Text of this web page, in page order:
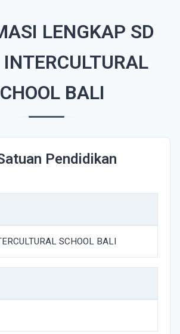
LENGKAP SD
BALI
Pendidikan
SCHOOL BALI